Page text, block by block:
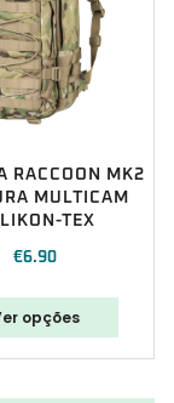
RACCOON MK2
MULTICAM
TEX
€6.90
opções